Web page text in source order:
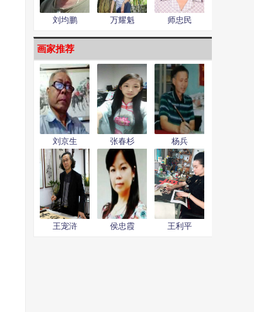
刘均鹏 万耀魁 师忠民
画家推荐
刘京生 张春杉 杨兵
王宠浒 侯忠霞 王利平